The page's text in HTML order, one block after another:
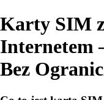
Karty SIM
Internetem
Bez